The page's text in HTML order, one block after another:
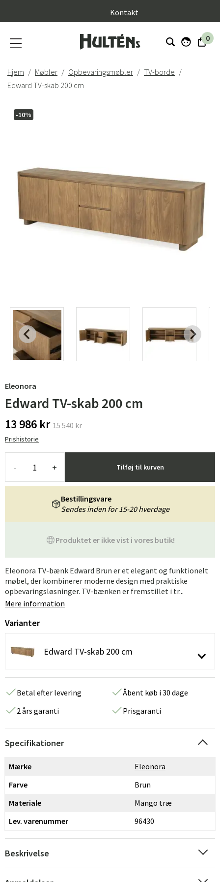
Kontakt
0
Hjem Møbler Opbevaringsmøbler
TV-borde
Edward TV-skab 200 cm
-10%
Eleonora
Edward TV-skab 200 cm
13 986 kr 15 540 kr
Prishistorie
- + Tilføj til kurven
Produktet er ikke vist i vores butik!
Bestillingsvare
Sendes inden for 15-20 hverdage
Eleonora TV-bænk Edward Brun er et elegant og funktionelt
møbel, der kombinerer moderne design med praktiske
opbevaringsløsninger. TV-bænken er fremstillet i tr...
Mere information
Varianter
Edward TV-skab 200 cm
Betal efter levering
Åbent køb i 30 dage
2 års garanti
Prisgaranti
Specifikationer
Mærke
Eleonora
Farve
Brun
Materiale
Mango træ
Lev. varenummer
96430
Beskrivelse